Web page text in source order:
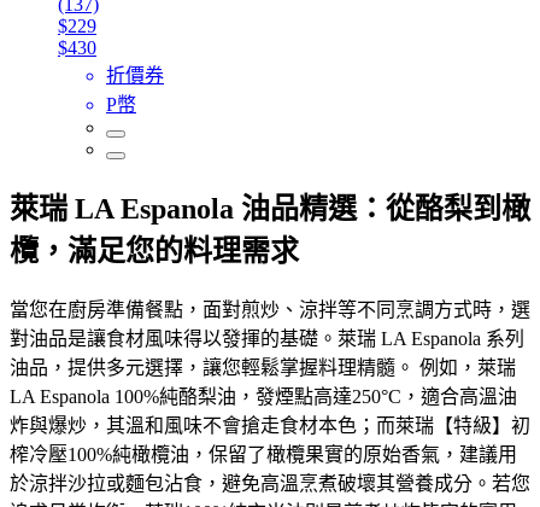
(137)
$229
$430
折價券
P幣
萊瑞 LA Espanola 油品精選：從酪梨到橄
欖，滿足您的料理需求
當您在廚房準備餐點，面對煎炒、涼拌等不同烹調方式時，選
對油品是讓食材風味得以發揮的基礎。萊瑞 LA Espanola 系列
油品，提供多元選擇，讓您輕鬆掌握料理精髓。 例如，萊瑞
LA Espanola 100%純酪梨油，發煙點高達250°C，適合高溫油
炸與爆炒，其溫和風味不會搶走食材本色；而萊瑞【特級】初
榨冷壓100%純橄欖油，保留了橄欖果實的原始香氣，建議用
於涼拌沙拉或麵包沾食，避免高溫烹煮破壞其營養成分。若您